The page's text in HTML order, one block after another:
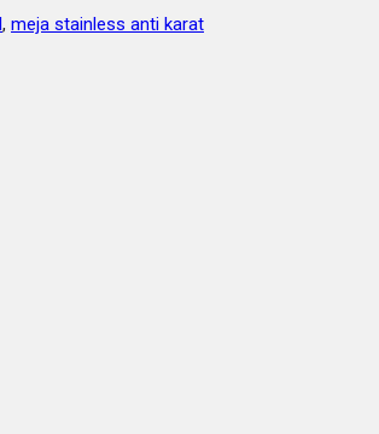
, meja stainless anti karat